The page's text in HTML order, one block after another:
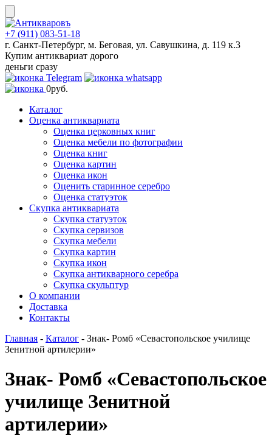
Skip
to
content
+7 (911) 083-51-18
г. Санкт-Петербург, м. Беговая, ул. Савушкина, д. 119 к.3
Купим антиквариат дорого
деньги сразу
0руб.
Каталог
Оценка антиквариата
Оценка церковных книг
Оценка мебели по фотографии
Оценка книг
Оценка картин
Оценка икон
Оценить старинное серебро
Оценка статуэток
Скупка антиквариата
Скупка статуэток
Скупка сервизов
Скупка мебели
Скупка картин
Скупка икон
Скупка антикварного серебра
Скупка скульптур
О компании
Доставка
Контакты
Главная - Каталог - Знак- Ромб «Севастопольское училище
Зенитной артилерии»
Знак- Ромб «Севастопольское
училище Зенитной
артилерии»